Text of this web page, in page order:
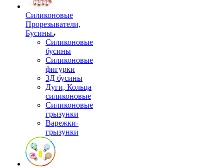
Силиконовые
Прорезыватели,
Бусины.
Силиконовые
бусины
Силиконовые
фигурки
3Д бусины
Дуги, Кольца
силиконовые
Силиконовые
грызунки
Варежки-
грызунки